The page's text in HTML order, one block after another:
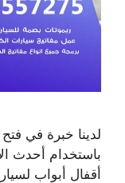
لدينا خبرة في
باستخدام أحدث
أقفال أبواب